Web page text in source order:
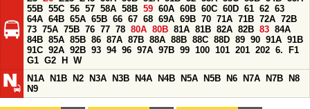
55B 55C 56 57 58A 58B 59 60A 60B 60C 60D 61 62 63
64A 64B 65A 65B 66 67 68 69A 69B 70 71A 71B 72A 72B
73 75A 75B 76 77 78 80A 80B 81A 81B 82A 82B 83 84A
84B 85A 85B 86 87A 87B 88A 88B 88C 88D 89 90 91A 91B
91C 92A 92B 93 94 96 97A 97B 99 100 101 201 202 6.
F1
G1 G2 H
W
N1A
N1B N2 N3A N3B N4A N4B N5A N5B N6 N7A N7B
N8
N9